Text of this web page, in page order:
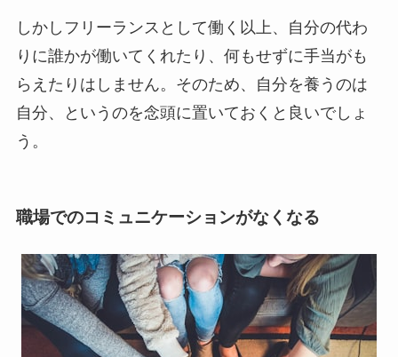
しかしフリーランスとして働く以上、自分の代わ
りに誰かが働いてくれたり、何もせずに手当がも
らえたりはしません。そのため、自分を養うのは
自分、というのを念頭に置いておくと良いでしょ
う。
職場でのコミュニケーションがなくなる